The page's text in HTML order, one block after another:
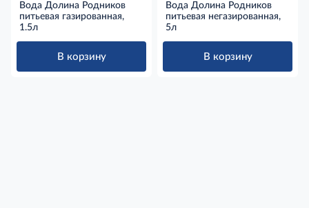
Вода Долина Родников
питьевая газированная,
1.5л
В корзину
Вода Долина Родников
питьевая негазированная,
5л
В корзину